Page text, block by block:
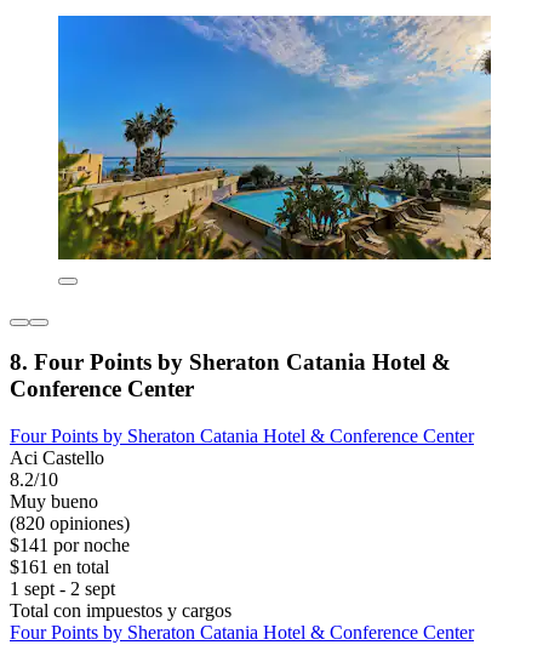
8. Four Points by Sheraton Catania Hotel &
Conference Center
Four Points by Sheraton Catania Hotel & Conference Center
Aci Castello
8.2/10
Muy bueno
(820 opiniones)
$141 por noche
$161 en total
1 sept - 2 sept
Total con impuestos y cargos
Four Points by Sheraton Catania Hotel & Conference Center